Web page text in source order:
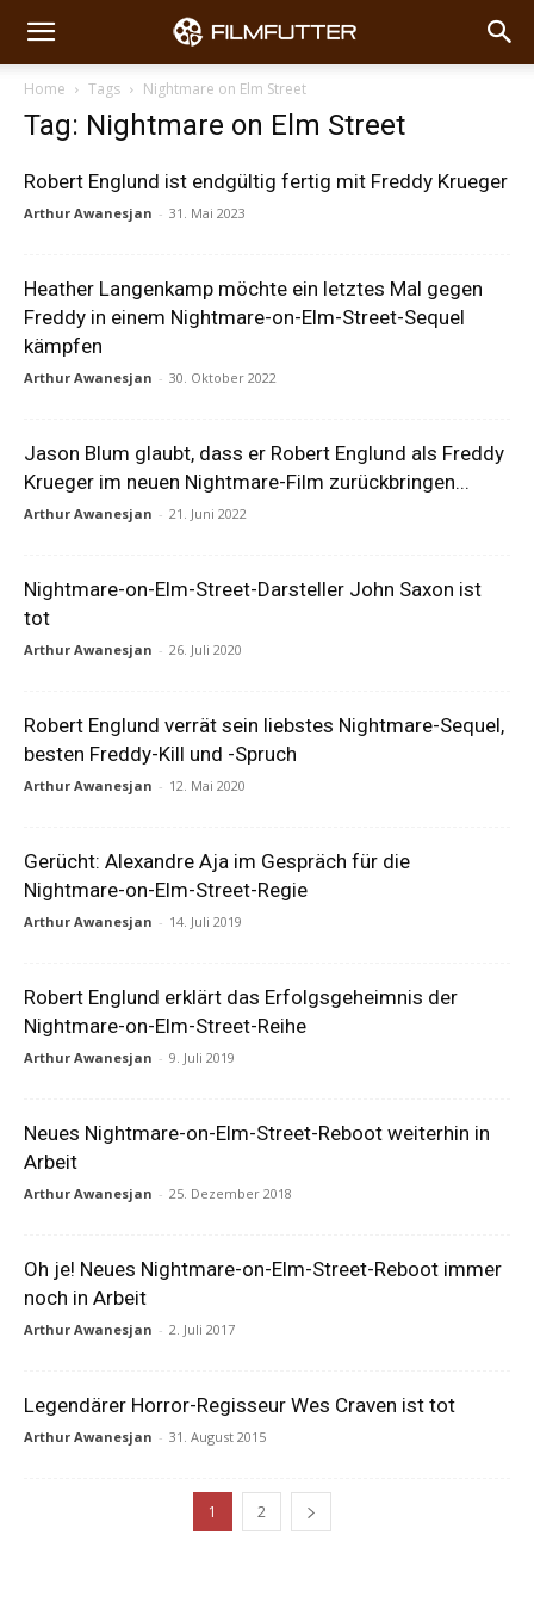
Home Tags Nightmare on Elm Street
Tag: Nightmare on Elm Street
Robert Englund ist endgültig fertig mit Freddy Krueger
Arthur Awanesjan - 31. Mai 2023
Heather Langenkamp möchte ein letztes Mal gegen
Freddy in einem Nightmare-on-Elm-Street-Sequel
kämpfen
Arthur Awanesjan - 30. Oktober 2022
Jason Blum glaubt, dass er Robert Englund als Freddy
Krueger im neuen Nightmare-Film zurückbringen...
Arthur Awanesjan - 21. Juni 2022
Nightmare-on-Elm-Street-Darsteller John Saxon ist
tot
Arthur Awanesjan - 26. Juli 2020
Robert Englund verrät sein liebstes Nightmare-Sequel,
besten Freddy-Kill und -Spruch
Arthur Awanesjan - 12. Mai 2020
Gerücht: Alexandre Aja im Gespräch für die
Nightmare-on-Elm-Street-Regie
Arthur Awanesjan - 14. Juli 2019
Robert Englund erklärt das Erfolgsgeheimnis der
Nightmare-on-Elm-Street-Reihe
Arthur Awanesjan - 9. Juli 2019
Neues Nightmare-on-Elm-Street-Reboot weiterhin in
Arbeit
Arthur Awanesjan - 25. Dezember 2018
Oh je! Neues Nightmare-on-Elm-Street-Reboot immer
noch in Arbeit
Arthur Awanesjan - 2. Juli 2017
Legendärer Horror-Regisseur Wes Craven ist tot
Arthur Awanesjan - 31. August 2015
1 2